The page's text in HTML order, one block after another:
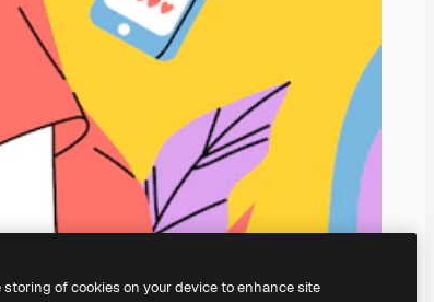
of cookies on your device to enhance site